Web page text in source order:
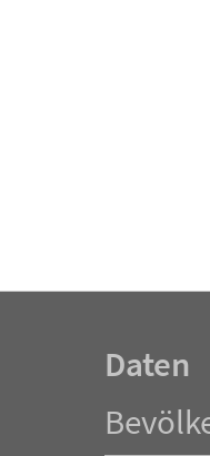
Daten
überspringen